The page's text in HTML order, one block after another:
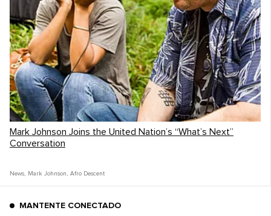
Mark Johnson Joins the United Nation’s “What’s Next”
Conversation
News, Mark Johnson , Afro Descent
MANTENTE CONECTADO